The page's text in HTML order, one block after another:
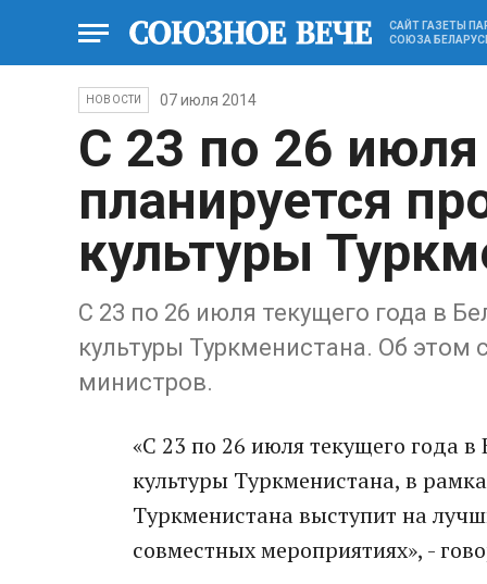
САЙТ ГАЗЕТЫ
СОЮЗА
НОВОСТИ 07 июля 2014
С 23 по 26 июля
планируется
культуры
С 23 по 26 июля текущего года в
культуры Туркменистана. Об этом
министров.
«С 23 по 26 июля текущего года
культуры Туркменистана, в
Туркменистана выступит на
совместных мероприятиях», -